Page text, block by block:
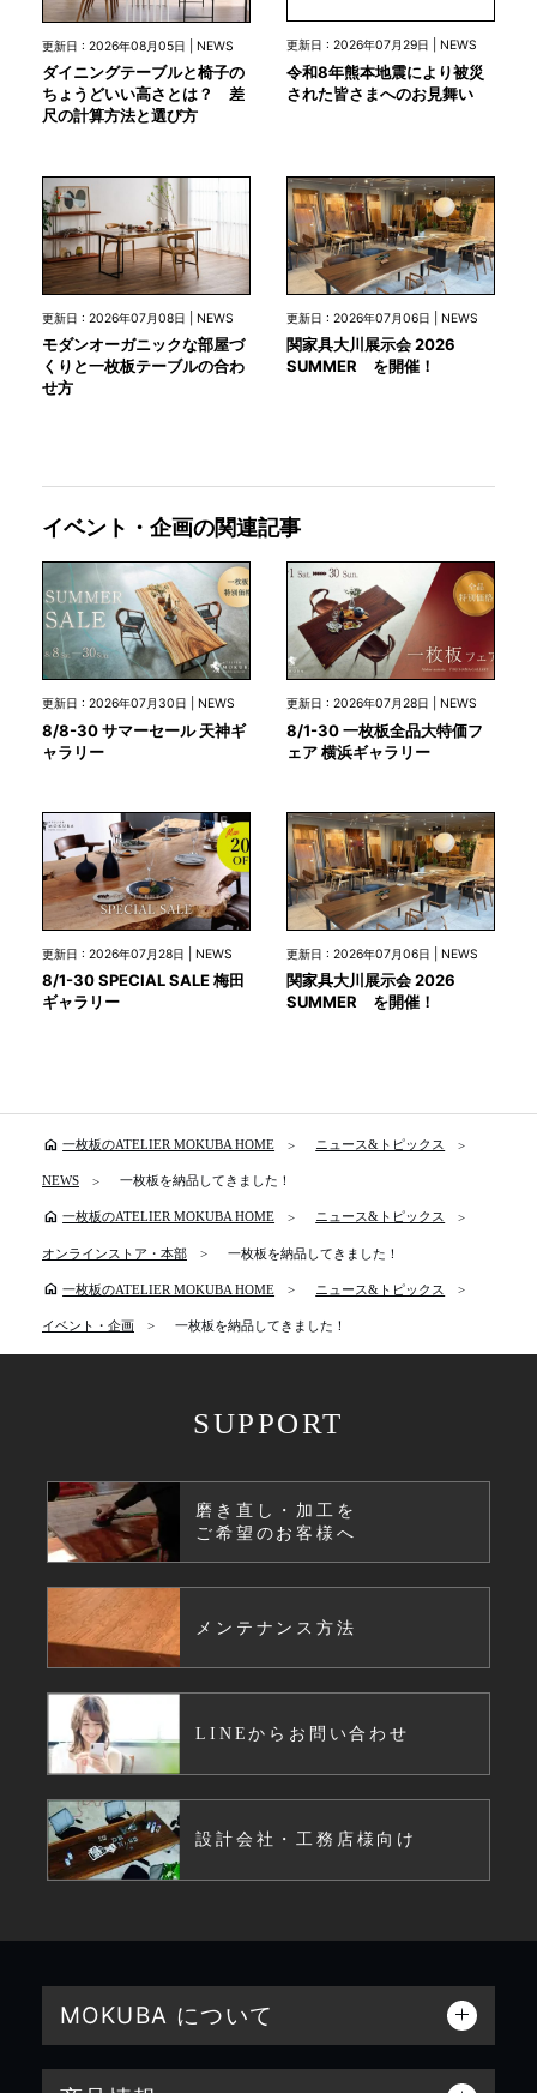
更新日 : 2026年08月05日 | NEWS
ダイニングテーブルと椅子の
ちょうどいい高さとは？ 差
尺の計算方法と選び方
更新日 : 2026年07月29日 | NEWS
令和8年熊本地震により被災
された皆さまへのお見舞い
更新日 : 2026年07月08日 | NEWS
モダンオーガニックな部屋づ
くりと一枚板テーブルの合わ
せ方
更新日 : 2026年07月06日 | NEWS
関家具大川展示会 2026
SUMMER を開催！
イベント・企画の関連記事
更新日 : 2026年07月30日 | NEWS
8/8-30 サマーセール 天神ギ
ャラリー
更新日 : 2026年07月28日 | NEWS
8/1-30 一枚板全品大特価フ
ェア 横浜ギャラリー
更新日 : 2026年07月28日 | NEWS
8/1-30 SPECIAL SALE 梅田
ギャラリー
更新日 : 2026年07月06日 | NEWS
関家具大川展示会 2026
SUMMER を開催！
home 一枚板のATELIER MOKUBA HOME ニュース&トピックス
NEWS 一枚板を納品してきました！
home 一枚板のATELIER MOKUBA HOME ニュース&トピックス
オンラインストア・本部 一枚板を納品してきました！
home 一枚板のATELIER MOKUBA HOME ニュース&トピックス
イベント・企画 一枚板を納品してきました！
SUPPORT
磨き直し・加工を
ご希望のお客様へ
メンテナンス方法
LINEからお問い合わせ
設計会社・工務店様向け
MOKUBA について